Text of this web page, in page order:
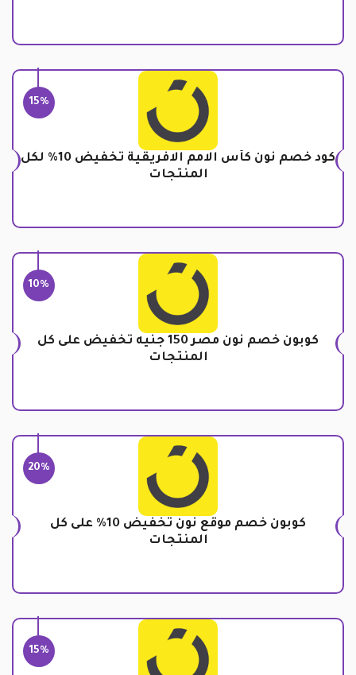
15%
كود خصم نون كأس الامم الافريقية تخفيض 10% لكل
المنتجات
10%
كوبون خصم نون مصر 150 جنيه تخفيض على كل
المنتجات
20%
كوبون خصم موقع نون تخفيض 10% على كل
المنتجات
15%